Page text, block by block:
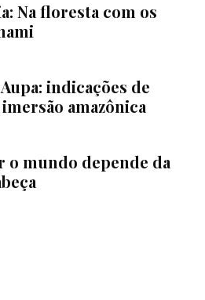
Na floresta com os
indicações de
amazônica
o mundo depende da